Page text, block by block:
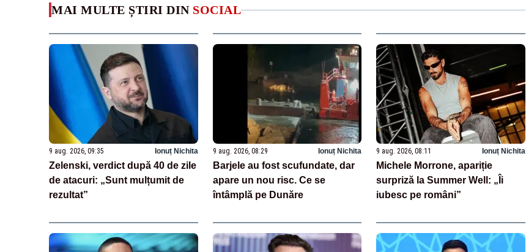
MAI MULTE ȘTIRI DIN SOCIAL
9 aug. 2026, 09:35 Ionuț Nichita
Zelenski, verdict după 40 de zile
de atacuri: „Sunt mulțumit de
rezultat”
9 aug. 2026, 08:29 Ionuț Nichita
Barjele au fost scufundate, dar
apare un nou risc. Ce se
întâmplă pe Dunăre
9 aug. 2026, 08:11 Ionuț Nichita
Michele Morrone, apariție
surpriză la Summer Well: „Îi
iubesc pe români”